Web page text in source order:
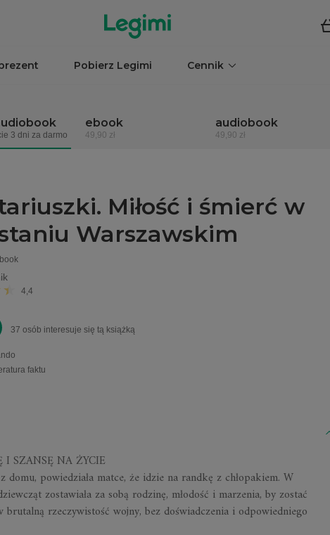
Pobierz Legimi Cennik
3 dni za darmo
ebook
49,90 zł
audiobook
49,90 zł
Miłość i śmierć w
Warszawskim
4,4
37 osób interesuje się tą książką
faktu
I SZANSĘ NA ŻYCIE
powiedziała matce, że idzie na randkę z chłopakiem. W
zostawiała za sobą rodzinę, młodość i marzenia, by zostać
rzeczywistość wojny, bez doświadczenia i odpowiedniego